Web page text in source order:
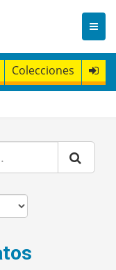
Colecciones